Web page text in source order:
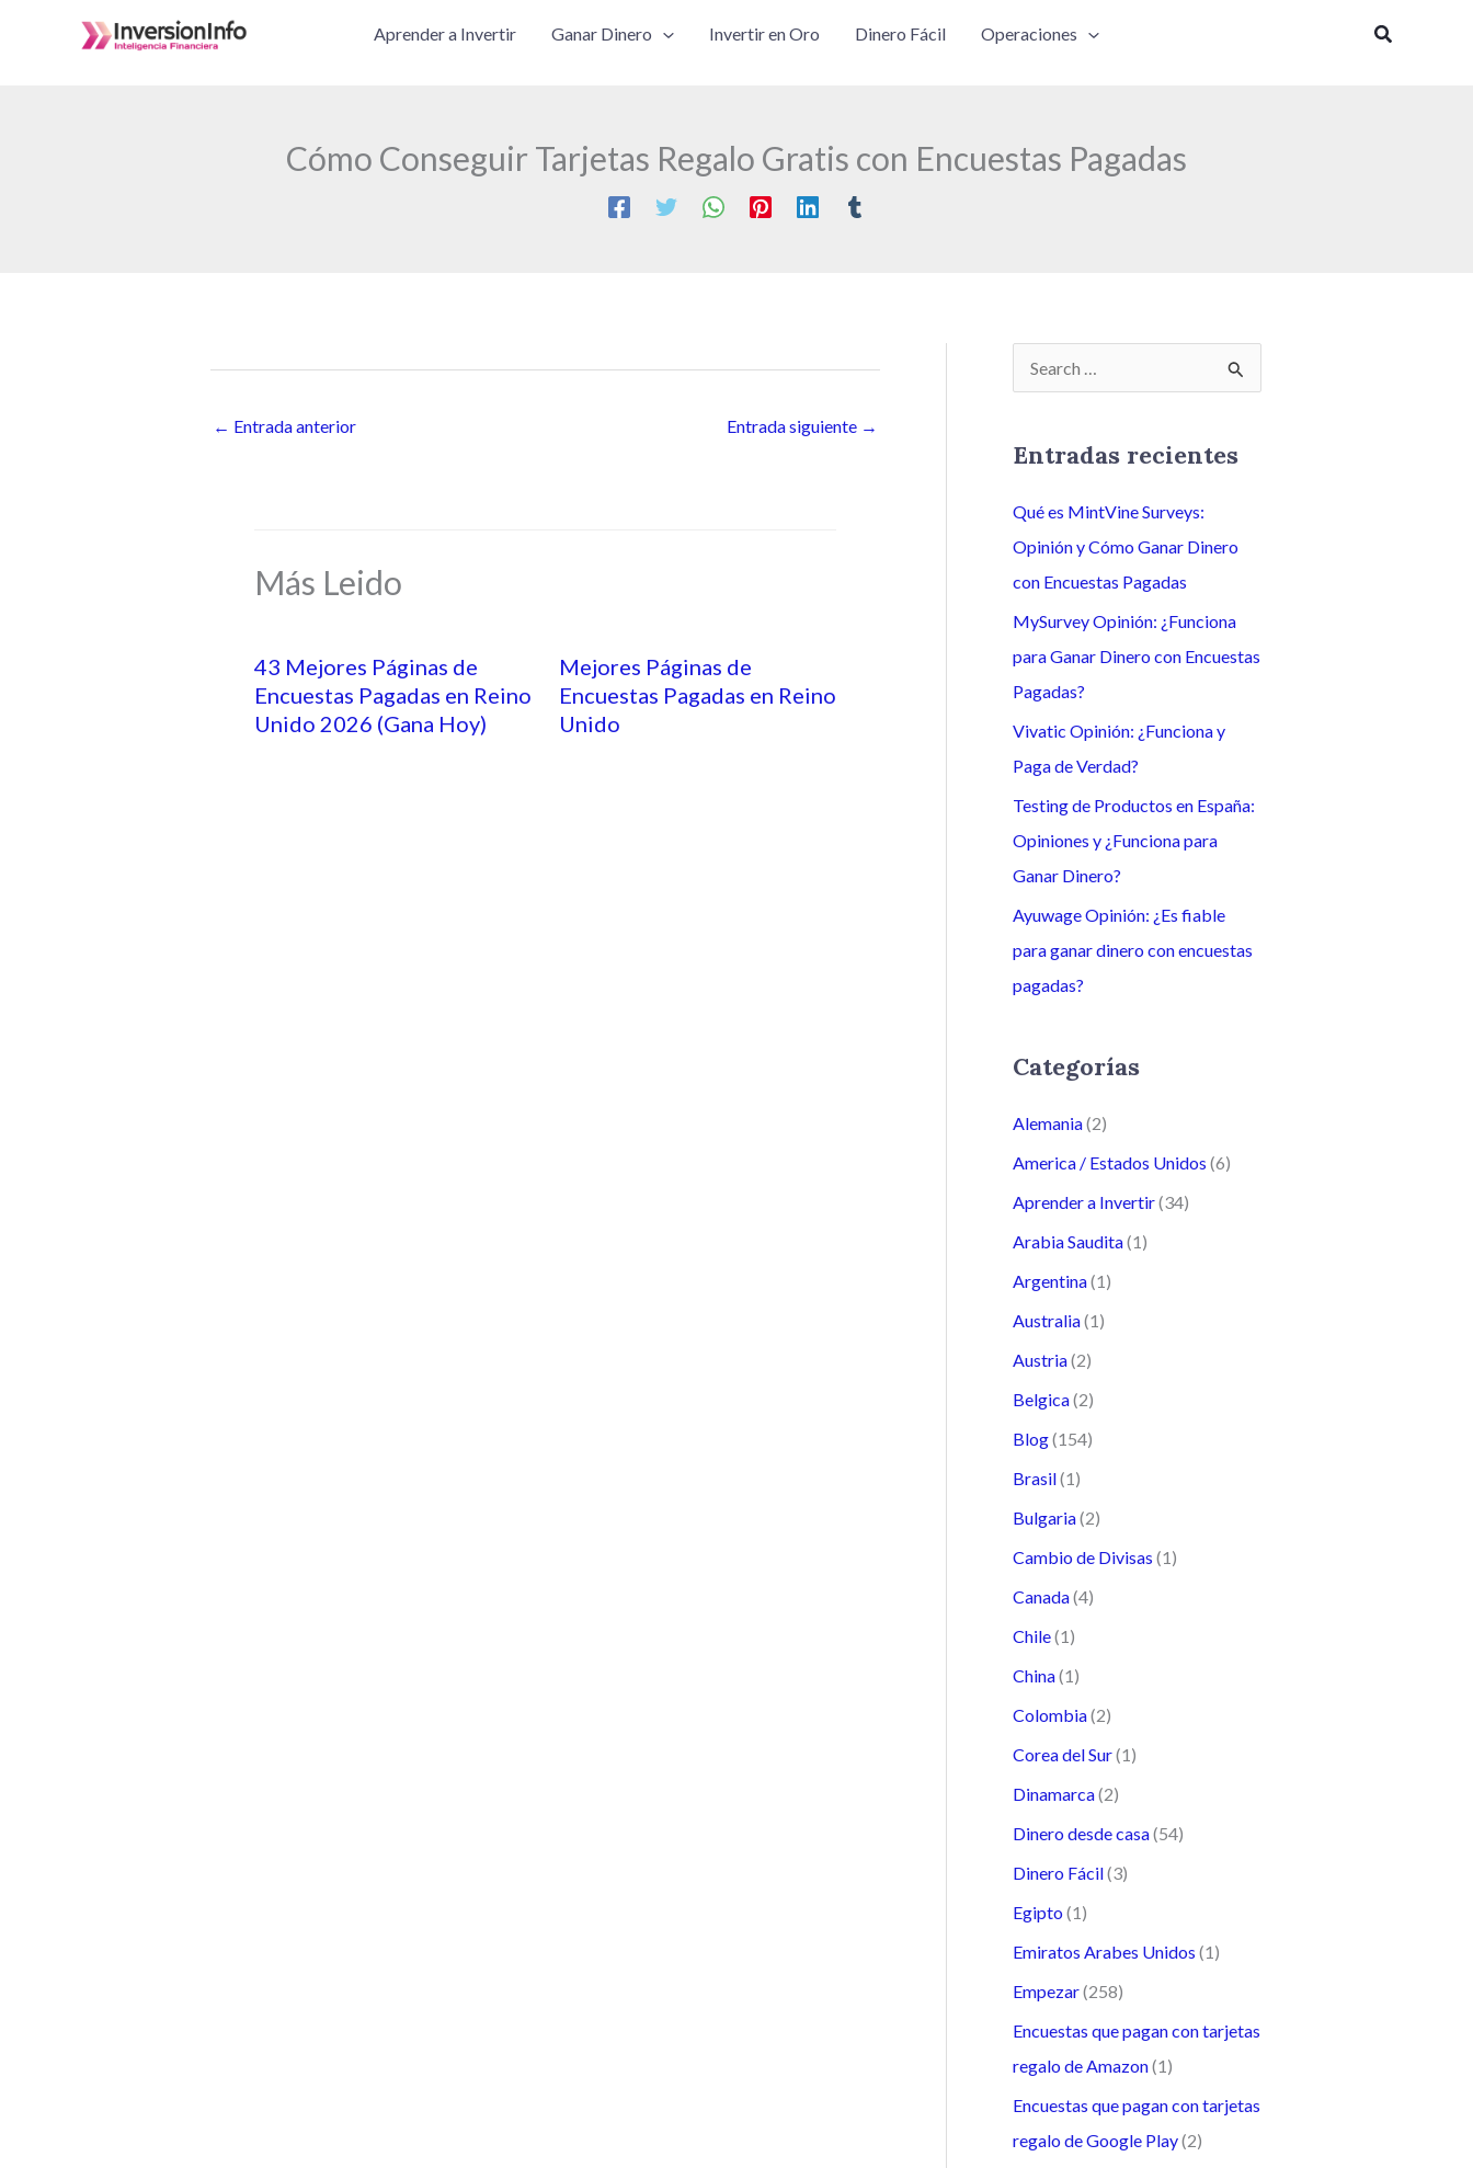
Aprender a Invertir Ganar Dinero Invertir en Oro Dinero Fácil Operaciones Buscar
Cómo Conseguir Tarjetas Regalo Gratis con Encuestas Pagadas
← Entrada anterior Entrada siguiente →
Más Leido
43 Mejores Páginas de
Encuestas Pagadas en Reino
Unido 2026 (Gana Hoy)
Mejores Páginas de
Encuestas Pagadas en Reino
Unido
s
a
r
p
o
r
:
Entradas recientes
Qué es MintVine Surveys:
Opinión y Cómo Ganar Dinero
con Encuestas Pagadas
MySurvey Opinión: ¿Funciona
para Ganar Dinero con Encuestas
Pagadas?
Vivatic Opinión: ¿Funciona y
Paga de Verdad?
Testing de Productos en España:
Opiniones y ¿Funciona para
Ganar Dinero?
Ayuwage Opinión: ¿Es fiable
para ganar dinero con encuestas
pagadas?
Categorías
Alemania(2)
America / Estados Unidos (6)
Aprender a Invertir(34)
Arabia Saudita(1)
Argentina(1)
Australia(1)
Austria(2)
Belgica(2)
Blog(154)
Brasil(1)
Bulgaria(2)
Cambio de Divisas (1)
Canada(4)
Chile(1)
China(1)
Colombia(2)
Corea del Sur(1)
Dinamarca(2)
Dinero desde casa(54)
Dinero Fácil(3)
Egipto (1)
Emiratos Arabes Unidos (1)
Empezar(258)
Encuestas que pagan con tarjetas
regalo de Amazon(1)
Encuestas que pagan con tarjetas
regalo de Google Play(2)